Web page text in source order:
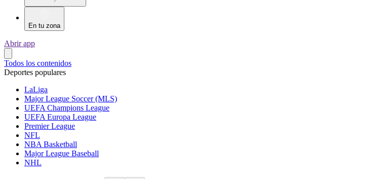
En tu zona
Abrir app
Todos los contenidos
Deportes populares
LaLiga
Major League Soccer (MLS)
UEFA Champions League
UEFA Europa League
Premier League
NFL
NBA Basketball
Major League Baseball
NHL